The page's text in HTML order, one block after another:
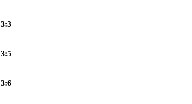
3:3
3:5
3:6